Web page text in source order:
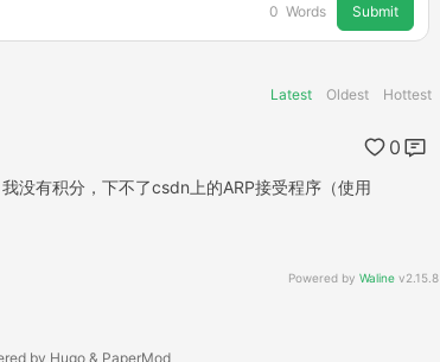
0 Words Submit
Latest Oldest Hottest
0
没有积分，下不了csdn上的ARP接受程序（使用
Powered by Waline v2.15.8
by Hugo& PaperMod